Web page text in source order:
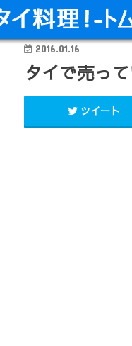
タイの洋食
2016.01.16
タイで売っ
ツイート